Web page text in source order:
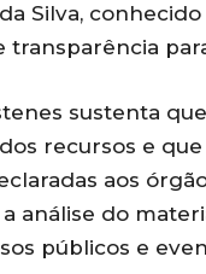
Silva,
transparência
sustenta
recursos e
aos
análise do
públicos e